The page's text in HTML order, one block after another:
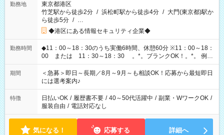
勤務地
東京都港区
竹芝駅から徒歩2分 / 浜松町駅から徒歩4分 / 大門(東京都)駅か
ら徒歩5分 / …
◆港区にある情報セキュリティ企業◆
勤務時間
◆11：00～18：30のうち実働6時間、休憩60分 ※11：00～18：
00 または 11：30～18：30 。*。ブランクOK！。*。 例え
ば前職が、 在宅/財団法人/事務/コールセンター/受付/販売/カフェ
スタッフ スイーツ販売/ホテルフロント/化粧品販売/など 様々な
業界から入社して活躍されています♪
期間
＜急募＞即日～長期／8月～9月～も相談OK！応募から最短即日
には選考案内♪
特徴 日払いOK / 履歴書不要 / 40～50代活躍中 / 副業・WワークOK /
服装自由 / 電話対応なし
気になる！ 応募する 詳細へ